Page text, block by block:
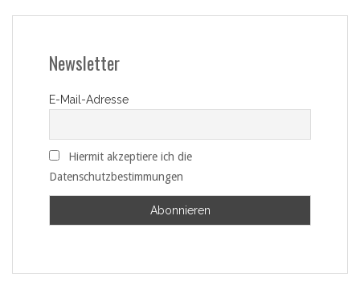
Newsletter
E-Mail-Adresse
Hiermit akzeptiere ich die
Datenschutzbestimmungen